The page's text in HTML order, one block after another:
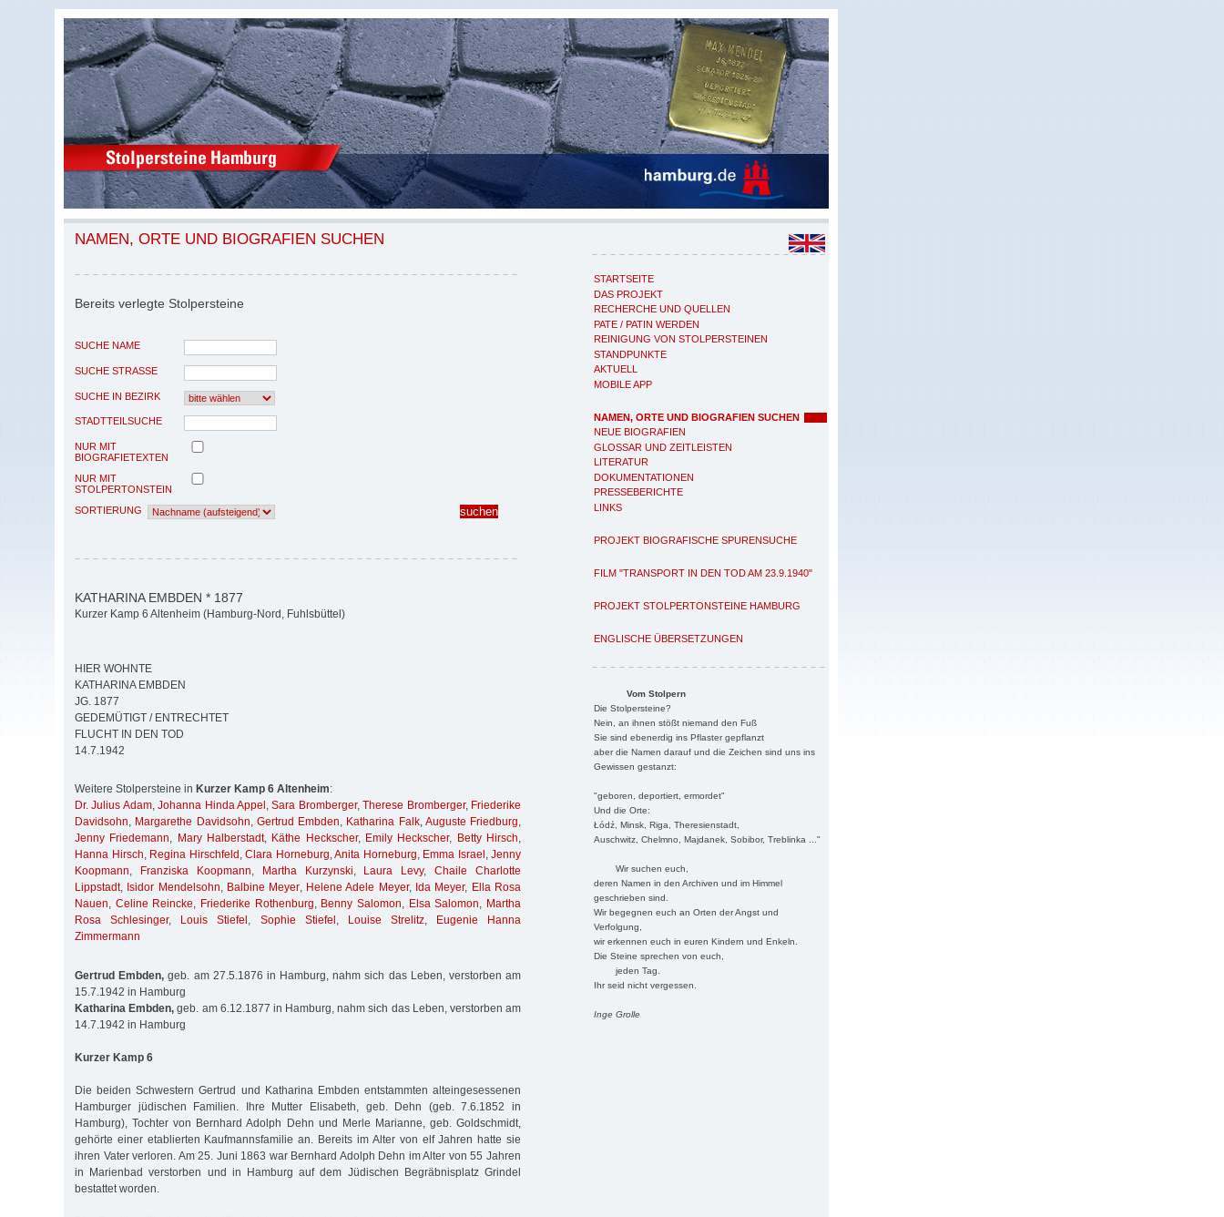
STARTSEITE
DAS PROJEKT
RECHERCHE UND QUELLEN
PATE / PATIN WERDEN
REINIGUNG VON STOLPERSTEINEN
STANDPUNKTE
AKTUELL
MOBILE APP
NAMEN, ORTE UND BIOGRAFIEN SUCHEN
NEUE BIOGRAFIEN
GLOSSAR UND ZEITLEISTEN
LITERATUR
DOKUMENTATIONEN
PRESSEBERICHTE
LINKS
PROJEKT BIOGRAFISCHE SPURENSUCHE
FILM "TRANSPORT IN DEN TOD AM 23.9.1940"
PROJEKT STOLPERTONSTEINE HAMBURG
ENGLISCHE ÜBERSETZUNGEN
Vom Stolpern
Die Stolpersteine?
Nein, an ihnen stößt niemand den Fuß
Sie sind ebenerdig ins Pflaster gepflanzt
aber die Namen darauf und die Zeichen sind uns ins
Gewissen gestanzt:
"geboren, deportiert, ermordet"
Und die Orte:
Łódź, Minsk, Riga, Theresienstadt,
Auschwitz, Chelmno, Majdanek, Sobibor, Treblinka ..."
Wir suchen euch,
deren Namen in den Archiven und im Himmel
geschrieben sind.
Wir begegnen euch an Orten der Angst und
Verfolgung,
wir erkennen euch in euren Kindern und Enkeln.
Die Steine sprechen von euch,
jeden Tag.
Ihr seid nicht vergessen.
Inge Grolle
NAMEN, ORTE UND BIOGRAFIEN SUCHEN
Bereits verlegte Stolpersteine
SUCHE NAME
SUCHE STRASSE
SUCHE IN BEZIRK
STADTTEILSUCHE
NUR MIT
BIOGRAFIETEXTEN
NUR MIT
STOLPERTONSTEIN
SORTIERUNG
KATHARINA EMBDEN * 1877
Kurzer Kamp 6 Altenheim (Hamburg-Nord, Fuhlsbüttel)
HIER WOHNTE
KATHARINA EMBDEN
JG. 1877
GEDEMÜTIGT / ENTRECHTET
FLUCHT IN DEN TOD
14.7.1942
Weitere Stolpersteine in Kurzer Kamp 6 Altenheim:
Dr. Julius Adam,Johanna Hinda Appel ,Sara Bromberger,Therese Bromberger, Friederike
Davidsohn, Margarethe Davidsohn, Gertrud Embden, Katharina Falk, Auguste Friedburg,
Jenny Friedemann, Mary Halberstadt, Käthe Heckscher, Emily Heckscher, Betty Hirsch,
Hanna Hirsch, Regina Hirschfeld , Clara Horneburg,Anita Horneburg, Emma Israel , Jenny
Koopmann, Franziska Koopmann, Martha Kurzynski, Laura Levy,Chaile Charlotte
Lippstadt, Isidor Mendelsohn, Balbine Meyer, Helene Adele Meyer, Ida Meyer, Ella Rosa
Nauen, Celine Reincke, Friederike Rothenburg, Benny Salomon, Elsa Salomon, Martha
Rosa Schlesinger, Louis Stiefel , Sophie Stiefel , Louise Strelitz,
Eugenie Hanna
Zimmermann
Gertrud Embden, geb. am 27.5.1876 in Hamburg, nahm sich das Leben, verstorben am
15.7.1942 in Hamburg
Katharina Embden, geb. am 6.12.1877 in Hamburg, nahm sich das Leben, verstorben am
14.7.1942 in Hamburg
Kurzer Kamp 6
Die beiden Schwestern Gertrud und Katharina Embden entstammten alteingesessenen
Hamburger jüdischen Familien. Ihre Mutter Elisabeth, geb. Dehn (geb. 7.6.1852 in
Hamburg), Tochter von Bernhard Adolph Dehn und Merle Marianne, geb. Goldschmidt,
gehörte einer etablierten Kaufmannsfamilie an. Bereits im Alter von elf Jahren hatte sie
ihren Vater verloren. Am 25. Juni 1863 war Bernhard Adolph Dehn im Alter von 55 Jahren
in Marienbad verstorben und in Hamburg auf dem Jüdischen Begräbnisplatz Grindel
bestattet worden.